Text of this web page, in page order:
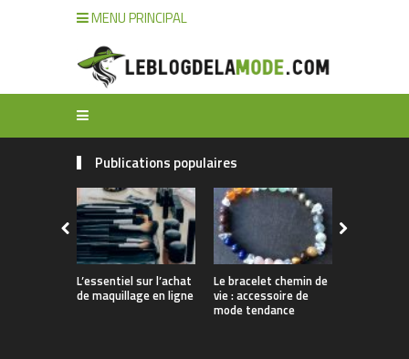
MENU PRINCIPAL
Publications populaires
L’essentiel sur l’achat
de maquillage en ligne
Le bracelet chemin de
vie : accessoire de
mode tendance